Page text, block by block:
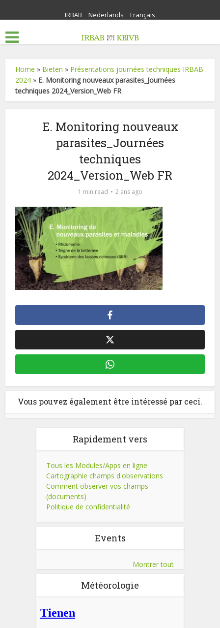
IRBAB Nederlands Français
Home » Bieten » Présentations journées techniques IRBAB
2024 » E. Monitoring nouveaux parasites_Journées
techniques 2024_Version_Web FR
E. Monitoring nouveaux
parasites_Journées
techniques
2024_Version_Web FR
1 min read 2 ans ago
Vous pouvez également être intéressé par ceci.
Rapidement vers
Tous les Modules/Apps en ligne
Cartographie champs d'observations
Comment observer vos champs
(documents)
Politique de confidentialité
Events
Montrer tout
Météorologie